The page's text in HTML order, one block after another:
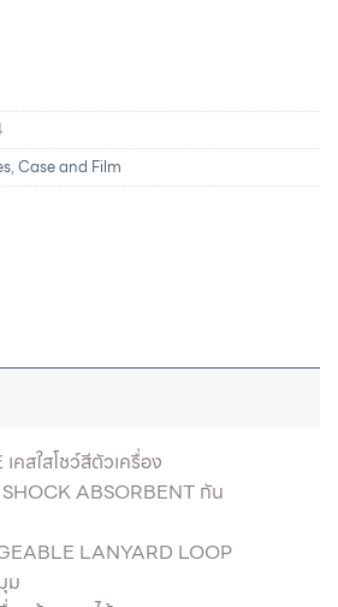
,Case and Film
คสใสโชว์สีตัวเครื่อง
ABSORBENT กัน
LANYARD LOOP
ม